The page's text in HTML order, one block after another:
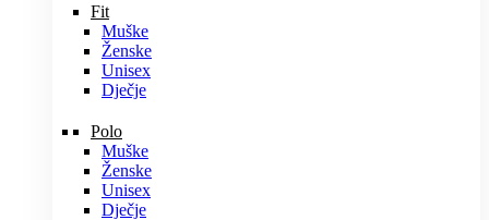
Fit
Muške
Ženske
Unisex
Dječje
Polo
Muške
Ženske
Unisex
Dječje